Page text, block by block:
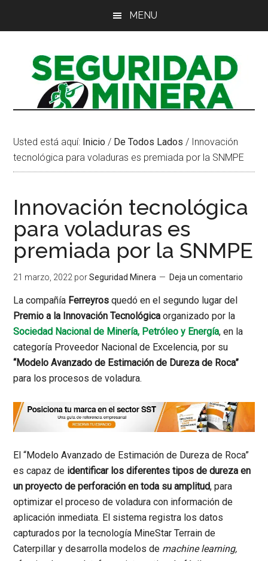
principal
MENU
Usted está aquí: Inicio / De Todos Lados / Innovación
tecnológica para voladuras es premiada por la SNMPE
Innovación tecnológica
para voladuras es
premiada por la SNMPE
21 marzo, 2022 porSeguridad Minera Deja un comentario
La compañía Ferreyros quedó en el segundo lugar del
Premio a la Innovación Tecnológica organizado por la
Sociedad Nacional de Minería, Petróleo y Energía, en la
categoría Proveedor Nacional de Excelencia, por su
“Modelo Avanzado de Estimación de Dureza de Roca”
para los procesos de voladura.
El “Modelo Avanzado de Estimación de Dureza de Roca”
es capaz de identificar los diferentes tipos de dureza en
un proyecto de perforación en toda su amplitud,para
optimizar el proceso de voladura con información de
aplicación inmediata. El sistema registra los datos
capturados por la tecnología MineStar Terrain de
Caterpillar y desarrolla modelos de machine learning,